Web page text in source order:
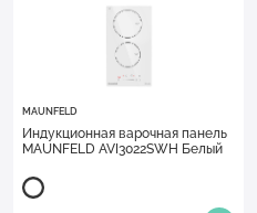
MAUNFELD
Индукционная варочная панель
MAUNFELD AVI3022SWH Белый